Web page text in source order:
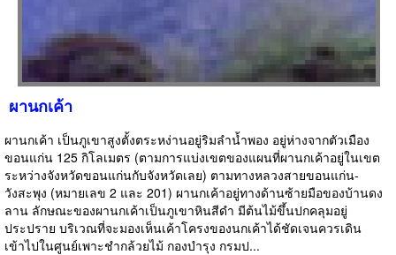
ผานกเค้า
ผานกเค้า เป็นภูเขาสูงตั้งตระหง่านอยู่ริมลำน้ำพอง อยู่ห่างจากตัวเมือง
ขอนแก่น 125 กิโลเมตร (ตามการแบ่งเขตของแผนที่ผานกเค้าอยู่ในเขต
ระหว่างจังหวัดขอนแก่นกับจังหวัดเลย) ตามทางหลวงสายขอนแก่น-
วังสะพุง (หมายเลข 2 และ 201) ผานกเค้าอยู่ทางด้านซ้ายมือของบ้านดง
ลาน ลักษณะของผานกเค้าเป็นภูเขาหินสีดำ มีต้นไม้ขึ้นปกคลุมอยู่
ประปราย บริเวณที่จะมองเห็นเค้าโครงของนกเค้าได้ชัดเจนควรเดิน
เข้าไปในศูนย์เพาะชำกล้วยไม้ กองบำรุง กรมป...